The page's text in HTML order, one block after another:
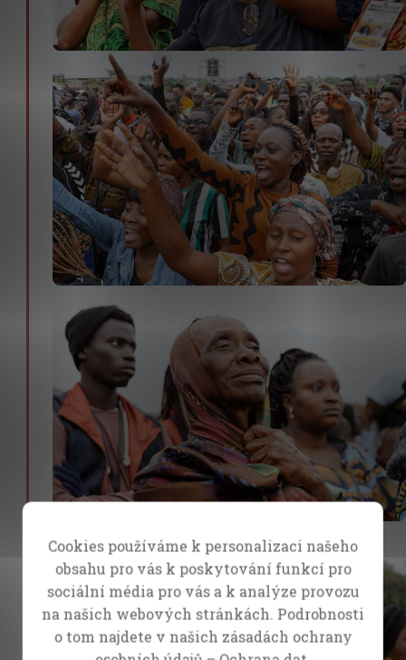
Cookies používáme k personalizaci našeho
obsahu pro vás k poskytování funkcí pro
sociální média pro vás a k analýze provozu
na našich webových stránkách. Podrobnosti
o tom najdete v našich zásadách ochrany